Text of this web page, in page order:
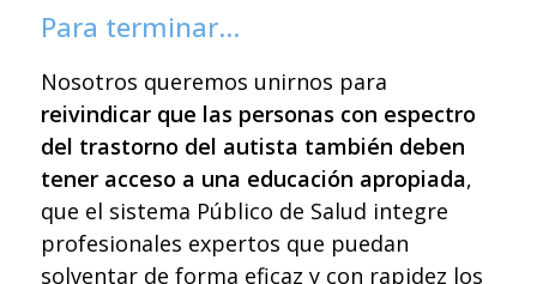
Para terminar…
Nosotros queremos unirnos para
reivindicar que las personas con espectro
del trastorno del autista también deben
tener acceso a una educación apropiada,
que el sistema Público de Salud integre
profesionales expertos que puedan
solventar de forma eficaz y con rapidez los